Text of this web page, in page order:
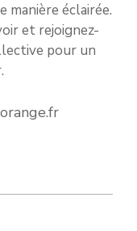
manière éclairée.
et rejoignez-
pour un